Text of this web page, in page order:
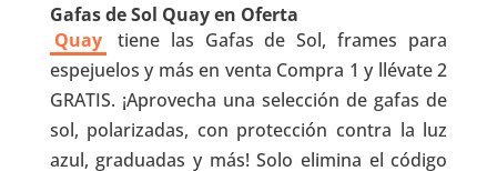
Gafas de Sol Quay en Oferta
Quay
tiene las Gafas de Sol, frames para
espejuelos y más en venta Compra 1 y llévate 2
GRATIS. ¡Aprovecha una selección de gafas de
sol, polarizadas, con protección contra la luz
azul, graduadas y más! Solo elimina el código